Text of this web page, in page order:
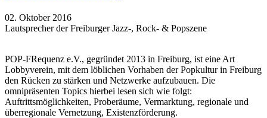
02. Oktober 2016
Lautsprecher der Freiburger Jazz-, Rock- & Popszene
POP-FRequenz e.V., gegründet 2013 in Freiburg, ist eine Art
Lobbyverein, mit dem löblichen Vorhaben der Popkultur in Freiburg
den Rücken zu stärken und Netzwerke aufzubauen. Die
omnipräsenten Topics hierbei lesen sich wie folgt:
Auftrittsmöglichkeiten, Proberäume, Vermarktung, regionale und
überregionale Vernetzung, Existenzförderung.